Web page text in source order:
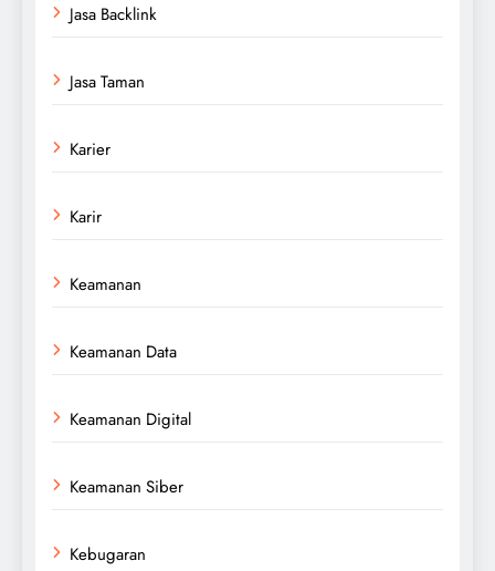
Jasa Backlink
Jasa Taman
Karier
Karir
Keamanan
Keamanan Data
Keamanan Digital
Keamanan Siber
Kebugaran